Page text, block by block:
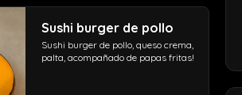
Sushi burger de pollo
Sushi burger de pollo, queso crema,
palta, acompañado de papas fritas!